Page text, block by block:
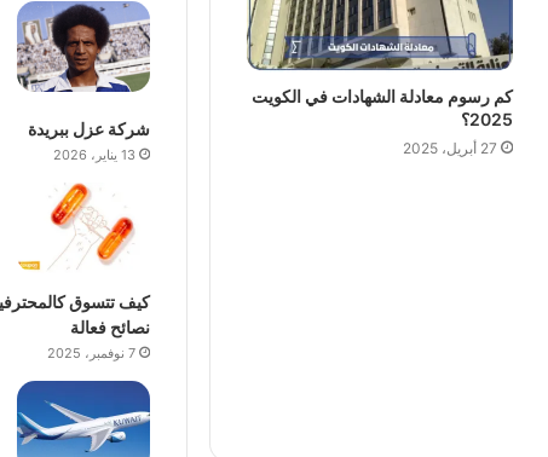
كم رسوم معادلة الشهادات في الكويت
2025؟
27 أبريل، 2025
شركة عزل ببريدة
13 يناير، 2026
نصائح فعالة
7 نوفمبر، 2025